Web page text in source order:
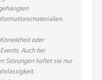
oder
Auch bei
Störungen haftet sie nur